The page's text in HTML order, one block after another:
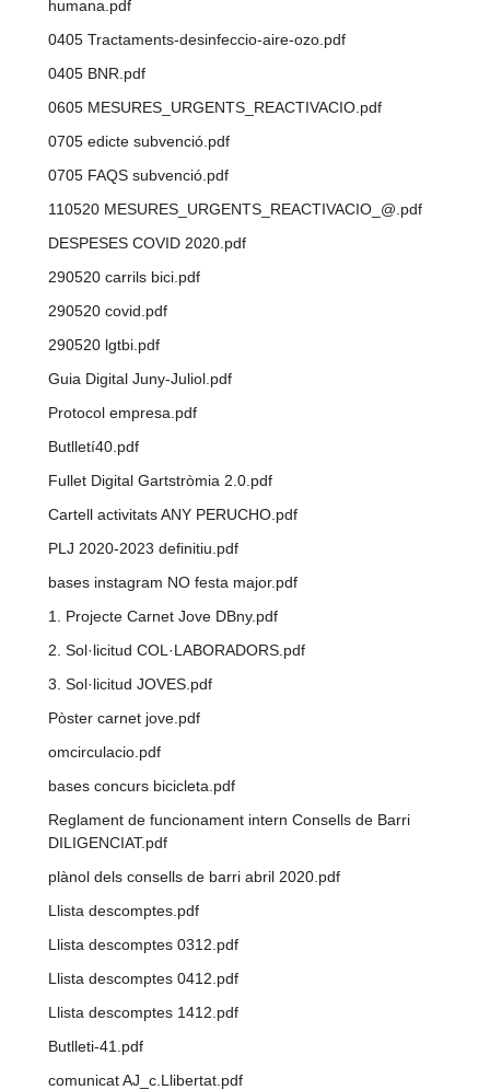
humana.pdf
0405 Tractaments-desinfeccio-aire-ozo.pdf
0405 BNR.pdf
0605 MESURES_URGENTS_REACTIVACIO.pdf
0705 edicte subvenció.pdf
0705 FAQS subvenció.pdf
110520 MESURES_URGENTS_REACTIVACIO_@.pdf
DESPESES COVID 2020.pdf
290520 carrils bici.pdf
290520 covid.pdf
290520 lgtbi.pdf
Guia Digital Juny-Juliol.pdf
Protocol empresa.pdf
Butlletí40.pdf
Fullet Digital Gartstròmia 2.0.pdf
Cartell activitats ANY PERUCHO.pdf
PLJ 2020-2023 definitiu.pdf
bases instagram NO festa major.pdf
1. Projecte Carnet Jove DBny.pdf
2. Sol·licitud COL·LABORADORS.pdf
3. Sol·licitud JOVES.pdf
Pòster carnet jove.pdf
omcirculacio.pdf
bases concurs bicicleta.pdf
Reglament de funcionament intern Consells de Barri
DILIGENCIAT.pdf
plànol dels consells de barri abril 2020.pdf
Llista descomptes.pdf
Llista descomptes 0312.pdf
Llista descomptes 0412.pdf
Llista descomptes 1412.pdf
Butlleti-41.pdf
comunicat AJ_c.Llibertat.pdf